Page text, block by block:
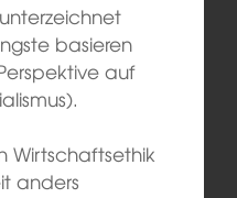
basieren
auf
Wirtschaftsethik
anders